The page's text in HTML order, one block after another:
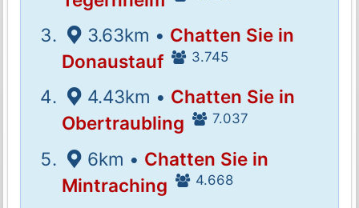
3.63km • Chatten Sie in
Donaustauf
3.745
4.43km • Chatten Sie in
Obertraubling
7.037
6km • Chatten Sie in
Mintraching
4.668